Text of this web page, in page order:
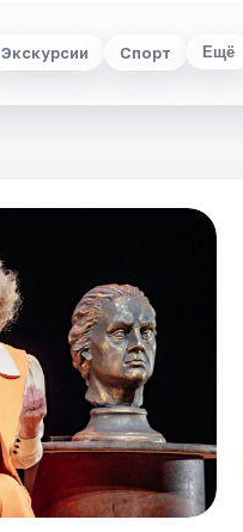
Экскурсии Спорт Ещё